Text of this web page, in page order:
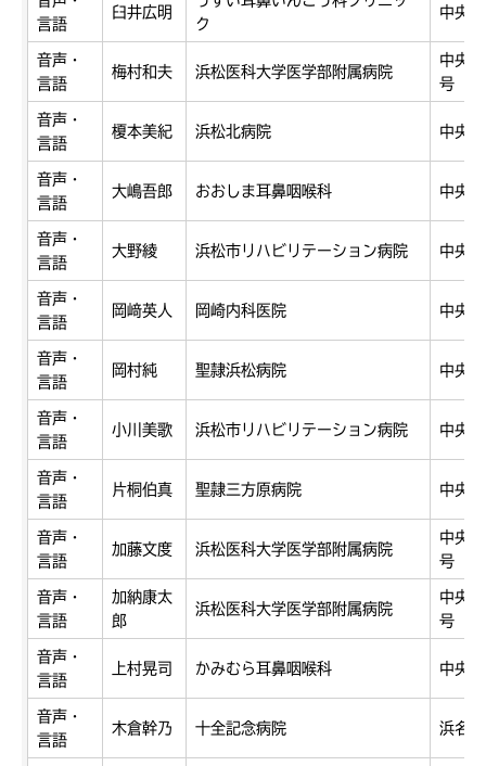
言語
臼井広明
ク
中央
音声・
言語
梅村和夫 浜松医科大学医学部附属病院
中央
号
音声・
言語
榎本美紀 浜松北病院 中央
音声・
言語
大嶋吾郎 おおしま耳鼻咽喉科 中央
音声・
言語
大野綾 浜松市リハビリテーション病院 中央
音声・
言語
岡﨑英人 岡崎内科医院 中央
音声・
言語
岡村純 聖隷浜松病院 中央
音声・
言語
小川美歌 浜松市リハビリテーション病院 中央
音声・
言語
片桐伯真 聖隷三方原病院 中央
音声・
言語
加藤文度 浜松医科大学医学部附属病院
中央
号
音声・
言語
加納康太
郎
浜松医科大学医学部附属病院
中央
号
音声・
言語
上村晃司 かみむら耳鼻咽喉科 中央
音声・
言語
木倉幹乃 十全記念病院 浜名